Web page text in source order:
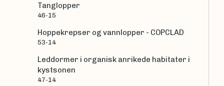
Tanglopper
46-15
Hoppekrepser og vannlopper - COPCLAD
53-14
Leddormer i organisk anrikede habitater i
kystsonen
47-14